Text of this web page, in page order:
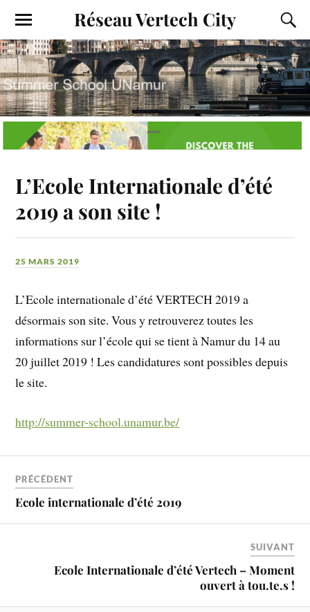
Réseau Vertech City
L’Ecole Internationale d’été
2019 a son site !
25 MARS 2019
L’Ecole internationale d’été VERTECH 2019 a
désormais son site. Vous y retrouverez toutes les
informations sur l’école qui se tient à Namur du 14 au
20 juillet 2019 ! Les candidatures sont possibles depuis
le site.
http://summer-school.unamur.be/
PRÉCÉDENT
Ecole internationale d’été 2019
SUIVANT
Ecole Internationale d’été Vertech – Moment
ouvert à tou.te.s !